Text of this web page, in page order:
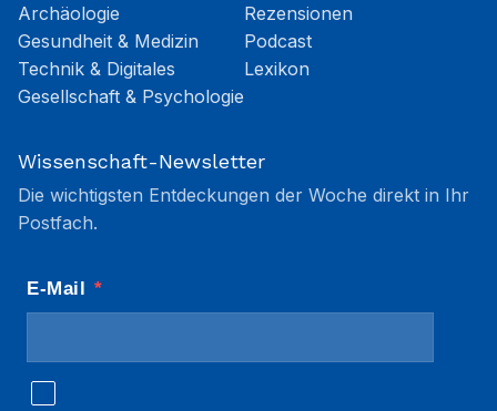
Archäologie
Gesundheit & Medizin
Technik & Digitales
Gesellschaft & Psychologie
Rezensionen
Podcast
Lexikon
Wissenschaft-Newsletter
Die wichtigsten Entdeckungen der Woche direkt in Ihr
Postfach.